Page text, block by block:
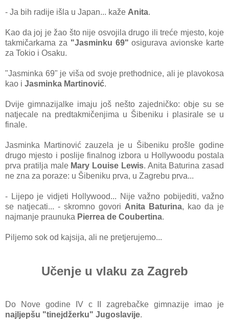
- Ja bih radije išla u Japan... kaže Anita.
Kao da joj je žao što nije osvojila drugo ili treće mjesto, koje
takmičarkama za "Jasminku 69"osigurava avionske karte
za Tokio i Osaku.
"Jasminka 69" je viša od svoje prethodnice, ali je plavokosa
kao i Jasminka Martinović.
Dvije gimnazijalke imaju još nešto zajedničko: obje su se
natjecale na predtakmičenjima u Šibeniku i plasirale se u
finale.
Jasminka Martinović zauzela je u Šibeniku prošle godine
drugo mjesto i poslije finalnog izbora u Hollywoodu postala
prva pratilja male Mary Louise Lewis. Anita Baturina zasad
ne zna za poraze: u Šibeniku prva, u Zagrebu prva...
- Lijepo je vidjeti Hollywood... Nije važno pobijediti, važno
se natjecati... - skromno govori Anita Baturina, kao da je
najmanje praunuka Pierrea de Coubertina.
Piljemo sok od kajsija, ali ne pretjerujemo...
Učenje u vlaku za Zagreb
Do Nove godine IV c II zagrebačke gimnazije imao je
najljepšu "tinejdžerku" Jugoslavije.